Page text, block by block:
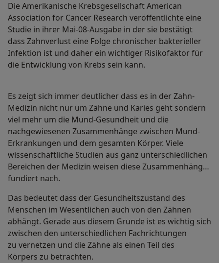
Die Amerikanische Krebsgesellschaft American
Association for Cancer Research veröffentlichte eine
Studie in ihrer Mai-08-Ausgabe in der sie bestätigt
dass Zahnverlust eine Folge chronischer bakterieller
Infektion ist und daher ein wichtiger Risikofaktor für
die Entwicklung von Krebs sein kann.
Es zeigt sich immer deutlicher dass es in der Zahn-
Medizin nicht nur um Zähne und Karies geht sondern
viel mehr um die Mund-Gesundheit und die
nachgewiesenen Zusammenhänge zwischen Mund-
Erkrankungen und dem gesamten Körper. Viele
wissenschaftliche Studien aus ganz unterschiedlichen
Bereichen der Medizin weisen diese Zusammenhänge
fundiert nach.
Das bedeutet dass der Gesundheitszustand des
Menschen im Wesentlichen auch von den Zähnen
abhängt. Gerade aus diesem Grunde ist es wichtig sich
zwischen den unterschiedlichen Fachrichtungen
zu vernetzen und die Zähne als einen Teil des
Körpers zu betrachten.